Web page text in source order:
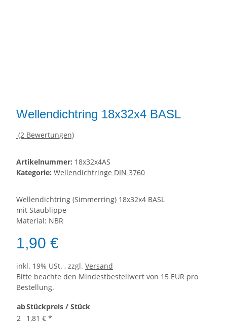
Wellendichtring 18x32x4 BASL
(2 Bewertungen)
Artikelnummer: 18x32x4AS
Kategorie: Wellendichtringe DIN 3760
Wellendichtring (Simmerring) 18x32x4 BASL
mit Staublippe
Material: NBR
1,90 €
inkl. 19% USt. , zzgl. Versand
Bitte beachte den Mindestbestellwert von 15 EUR pro
Bestellung.
abStückpreis / Stück
2
1,81 € *